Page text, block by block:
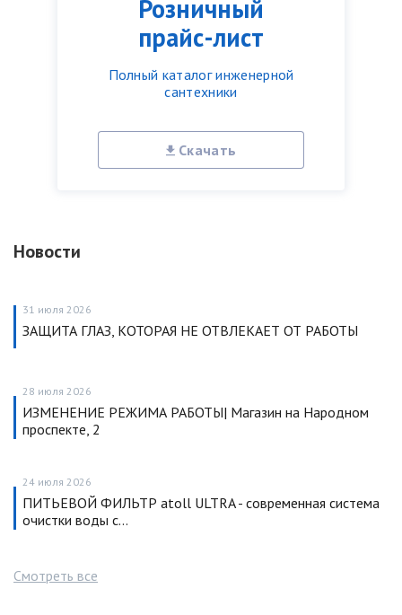
Розничный
прайс-лист
Полный каталог инженерной
сантехники
Скачать
Новости
31 июля 2026
ЗАЩИТА ГЛАЗ, КОТОРАЯ НЕ ОТВЛЕКАЕТ ОТ РАБОТЫ
28 июля 2026
ИЗМЕНЕНИЕ РЕЖИМА РАБОТЫ| Магазин на Народном
проспекте, 2
24 июля 2026
ПИТЬЕВОЙ ФИЛЬТР atoll ULTRA - современная система
очистки воды с…
Смотреть все